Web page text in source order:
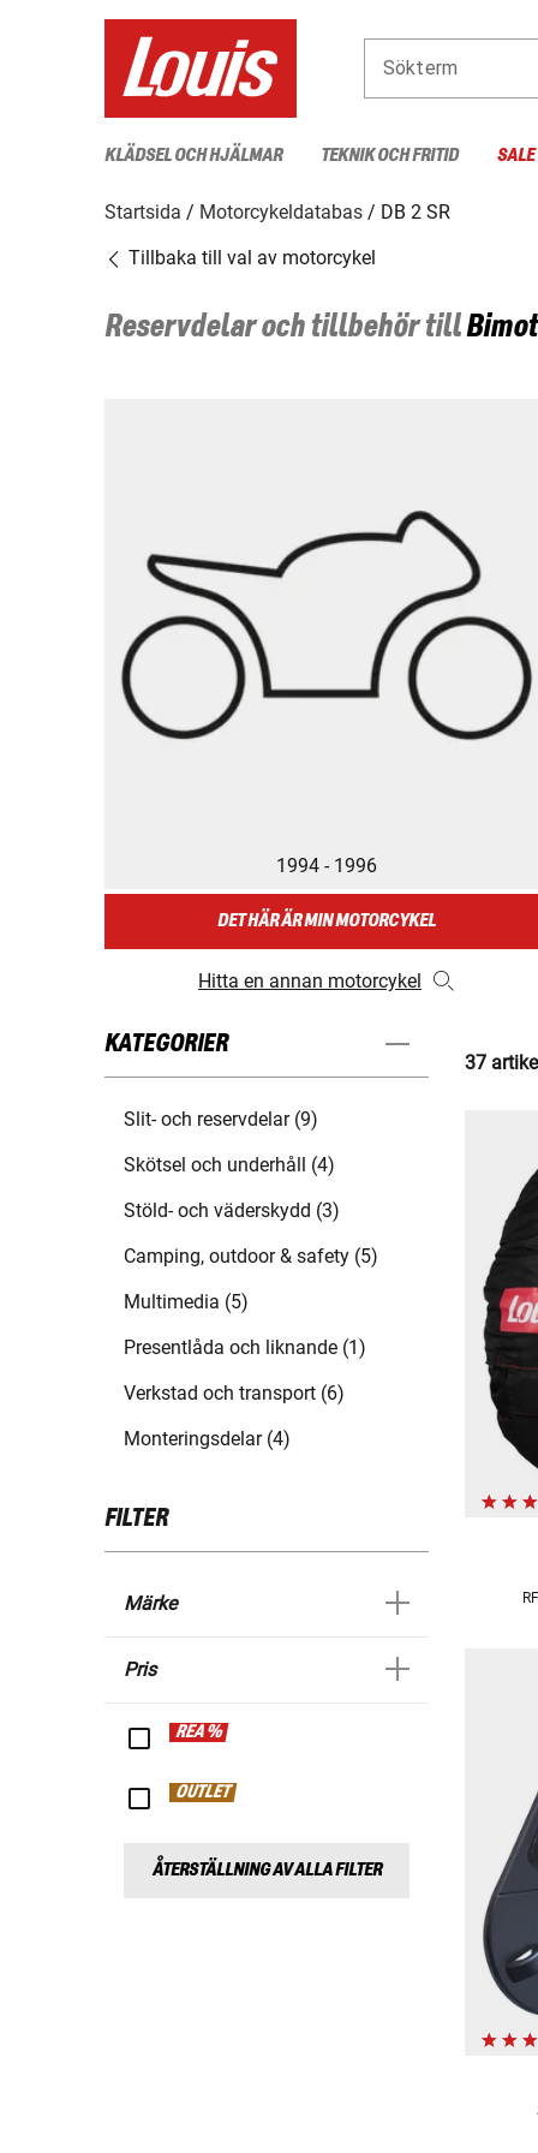
Sökterm
KLÄDSEL OCH HJÄLMAR TEKNIK OCH FRITID
Startsida Motorcykeldatabas
DB 2 SR
Tillbaka till val av motorcykel
Reservdelar och tillbehör till
1994 - 1996
DET HÄR ÄR MIN MOTORCYKEL
Hitta en annan motorcykel
KATEGORIER
Slit- och reservdelar (9)
Skötsel och underhåll (4)
Stöld- och väderskydd (3)
Camping, outdoor & safety (5)
Multimedia (5)
Presentlåda och liknande (1)
Verkstad och transport (6)
Monteringsdelar (4)
FILTER
Märke
Pris
REA %
OUTLET
ÅTERSTÄLLNING AV ALLA FILTER
37